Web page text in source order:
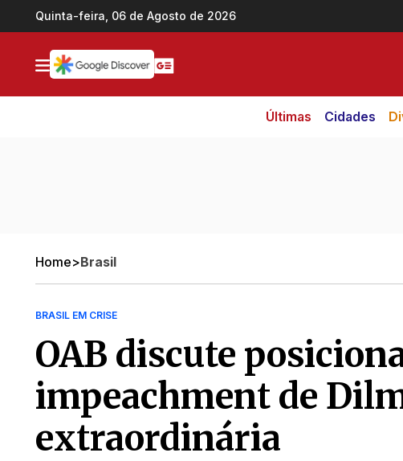
Ir direto pro conteúdo
Quinta-feira, 06 de Agosto de 2026
Últimas Cidades
Home>Brasil
BRASIL EM CRISE
OAB discute
impeachment de
extraordinária